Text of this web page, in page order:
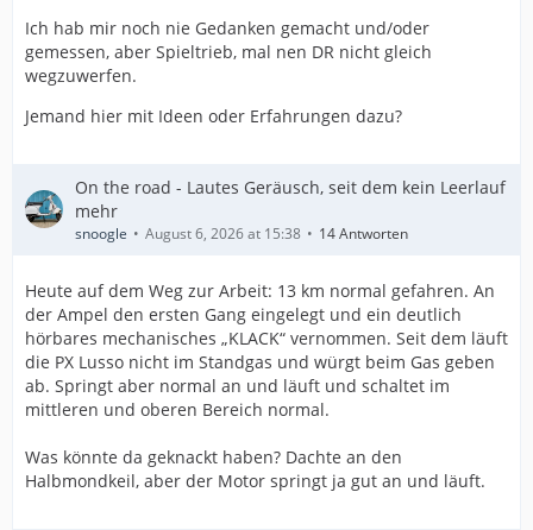
Ich hab mir noch nie Gedanken gemacht und/oder
gemessen, aber Spieltrieb, mal nen DR nicht gleich
wegzuwerfen.
Jemand hier mit Ideen oder Erfahrungen dazu?
On the road - Lautes Geräusch, seit dem kein Leerlauf
mehr
snoogle August 6, 2026 at 15:38 14 Antworten
Heute auf dem Weg zur Arbeit: 13 km normal gefahren. An
der Ampel den ersten Gang eingelegt und ein deutlich
hörbares mechanisches „KLACK“ vernommen. Seit dem läuft
die PX Lusso nicht im Standgas und würgt beim Gas geben
ab. Springt aber normal an und läuft und schaltet im
mittleren und oberen Bereich normal.
Was könnte da geknackt haben? Dachte an den
Halbmondkeil, aber der Motor springt ja gut an und läuft.